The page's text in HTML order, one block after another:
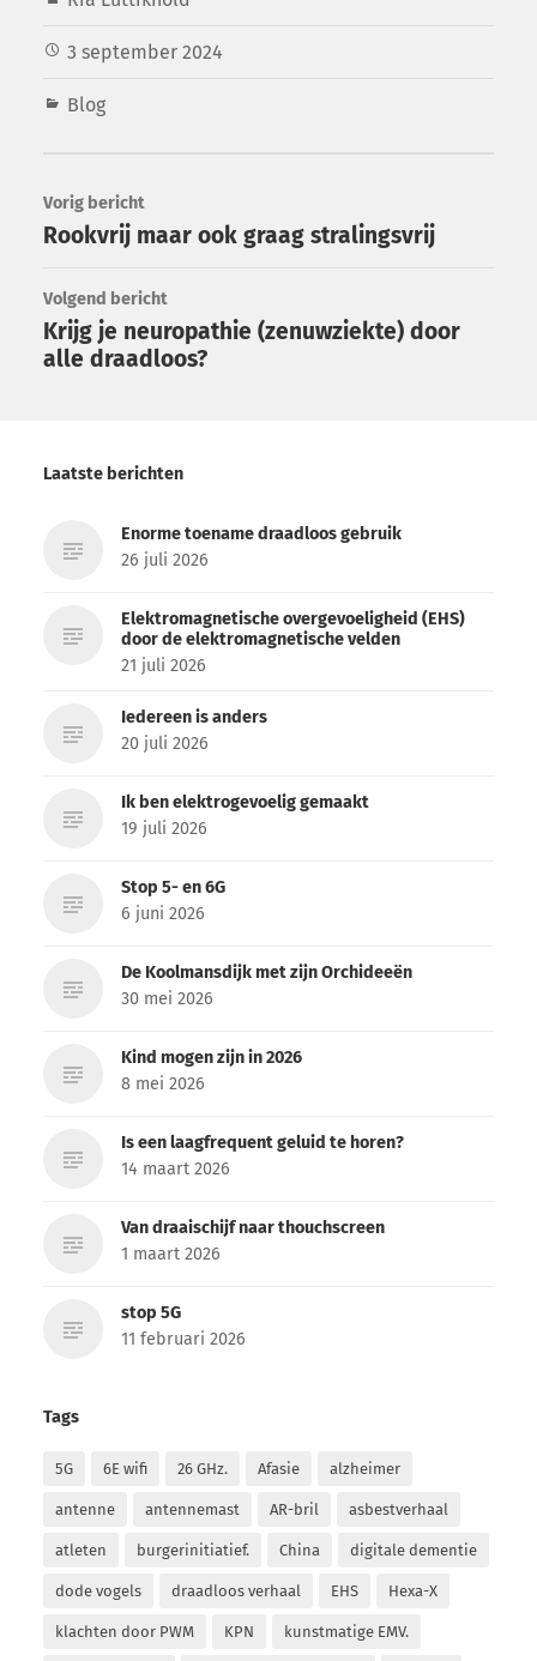
3 september 2024
Blog
Vorig bericht
Rookvrij maar ook graag stralingsvrij
Volgend bericht
Krijg je neuropathie (zenuwziekte) door
alle draadloos?
Laatste berichten
Enorme toename draadloos gebruik
26 juli 2026
Elektromagnetische overgevoeligheid (EHS)
door de elektromagnetische velden
21 juli 2026
Iedereen is anders
20 juli 2026
Ik ben elektrogevoelig gemaakt
19 juli 2026
Stop 5- en 6G
6 juni 2026
De Koolmansdijk met zijn Orchideeën
30 mei 2026
Kind mogen zijn in 2026
8 mei 2026
Is een laagfrequent geluid te horen?
14 maart 2026
Van draaischijf naar thouchscreen
1 maart 2026
stop 5G
11 februari 2026
Tags
5G 6E wifi 26 GHz. Afasie alzheimer
antenne antennemast AR-bril asbestverhaal
atleten burgerinitiatief. China digitale dementie
dode vogels draadloos verhaal EHS Hexa-X
klachten door PWM KPN kunstmatige EMV.